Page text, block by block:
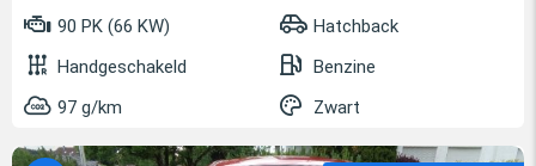
90 PK (66 KW)
Hatchback
Handgeschakeld
Benzine
97 g/km
Zwart